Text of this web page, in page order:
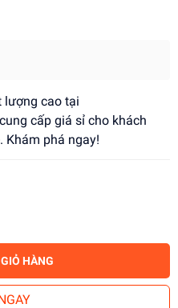
lượng cao tại
cấp giá sỉ cho khách
Khám phá ngay!
HÀNG